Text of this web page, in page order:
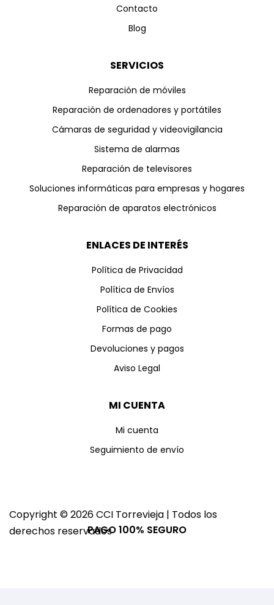
Contacto
Blog
SERVICIOS
Reparación de móviles
Reparación de ordenadores y portátiles
Cámaras de seguridad y videovigilancia
Sistema de alarmas
Reparación de televisores
Soluciones informáticas para empresas y hogares
Reparación de aparatos electrónicos
ENLACES DE INTERÉS
Política de Privacidad
Política de Envíos
Política de Cookies
Formas de pago
Devoluciones y pagos
Aviso Legal
MI CUENTA
Mi cuenta
Seguimiento de envío
Copyright © 2026 CCI Torrevieja | Todos los
derechos reservadosPAGO 100% SEGURO